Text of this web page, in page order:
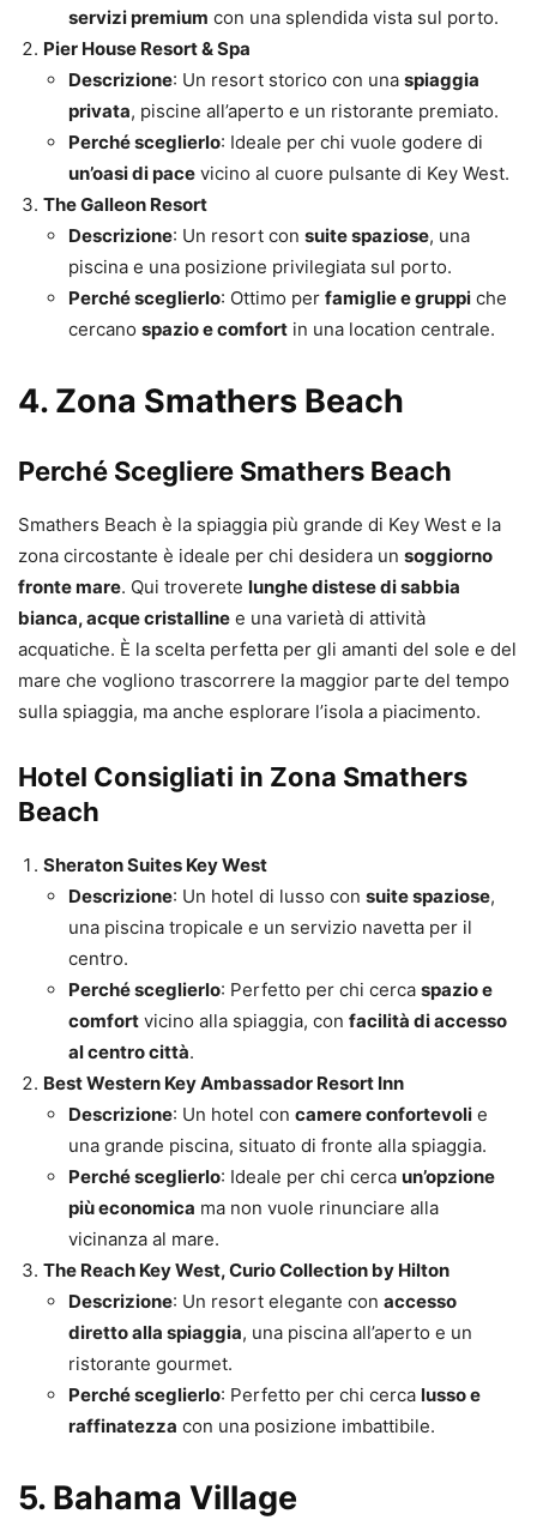
servizi premium con una splendida vista sul porto.
Pier House Resort & Spa
Descrizione: Un resort storico con una spiaggia
privata, piscine all’aperto e un ristorante premiato.
Perché sceglierlo: Ideale per chi vuole godere di
un’oasi di pace vicino al cuore pulsante di Key West.
The Galleon Resort
Descrizione: Un resort con suite spaziose, una
piscina e una posizione privilegiata sul porto.
Perché sceglierlo: Ottimo per famiglie e gruppi che
cercano spazio e comfort in una location centrale.
4. Zona Smathers Beach
Perché Scegliere Smathers Beach
Smathers Beach è la spiaggia più grande di Key West e la
zona circostante è ideale per chi desidera un soggiorno
fronte mare. Qui troverete lunghe distese di sabbia
bianca, acque cristalline e una varietà di attività
acquatiche. È la scelta perfetta per gli amanti del sole e del
mare che vogliono trascorrere la maggior parte del tempo
sulla spiaggia, ma anche esplorare l’isola a piacimento.
Hotel Consigliati in Zona Smathers
Beach
Sheraton Suites Key West
Descrizione: Un hotel di lusso con suite spaziose,
una piscina tropicale e un servizio navetta per il
centro.
Perché sceglierlo: Perfetto per chi cerca spazio e
comfort vicino alla spiaggia, con facilità di accesso
al centro città.
Best Western Key Ambassador Resort Inn
Descrizione: Un hotel con camere confortevoli e
una grande piscina, situato di fronte alla spiaggia.
Perché sceglierlo: Ideale per chi cerca un’opzione
più economica ma non vuole rinunciare alla
vicinanza al mare.
The Reach Key West, Curio Collection by Hilton
Descrizione: Un resort elegante con accesso
diretto alla spiaggia, una piscina all’aperto e un
ristorante gourmet.
Perché sceglierlo: Perfetto per chi cerca lusso e
raffinatezza con una posizione imbattibile.
5. Bahama Village